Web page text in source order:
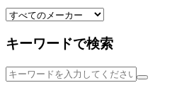
キーワードで検索